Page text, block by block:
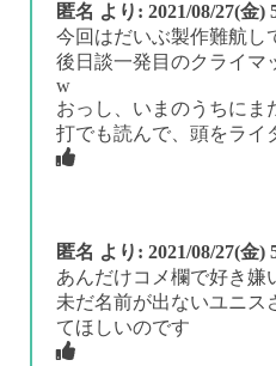
匿名 より: 2021/08/27(金)
今回はだいぶ製作難航し
後日談一発目のクライマ
w
おっし、いまのうちにま
打でも読んで、頭をライ
匿名 より: 2021/08/27(金)
あんだけコメ欄で好き嫌
未だ名前が出ないユニス
てほしいのです